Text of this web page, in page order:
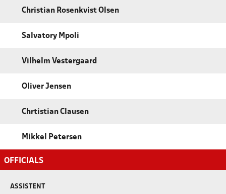
Christian Rosenkvist Olsen
Salvatory Mpoli
Vilhelm Vestergaard
Oliver Jensen
Chrtistian Clausen
Mikkel Petersen
OFFICIALS
ASSISTENT